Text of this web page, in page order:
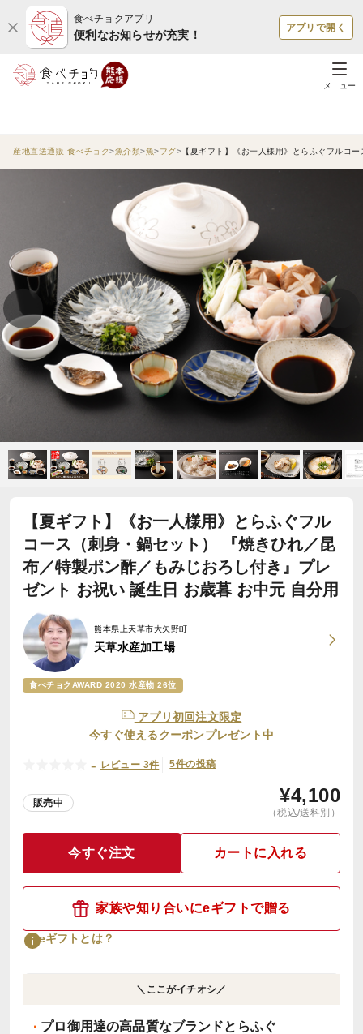
食べチョクアプリ
便利なお知らせが充実！
アプリで開く
メニュー
産地直送通販 食べチョク 魚介類 魚 フグ 【夏ギフト】《お一人様用》とらふぐフルコ
【夏ギフト】《お一人様用》とらふぐフル
コース（刺身・鍋セット） 『焼きひれ／昆
布／特製ポン酢／もみじおろし付き』プレ
ゼント お祝い 誕生日 お歳暮 お中元 自分用
熊本県上天草市大矢野町
天草水産加工場
食べチョクAWARD 2020 水産物 26位
アプリ初回注文限定
今すぐ使えるクーポンプレゼント中
- レビュー 3件 5件の投稿
販売中 ¥4,100
（税込/送料別）
今すぐ注文 カートに入れる
家族や知り合いにeギフトで贈る
eギフトとは？
＼ここがイチオシ／
プロ御用達の高品質なブランドとらふぐ